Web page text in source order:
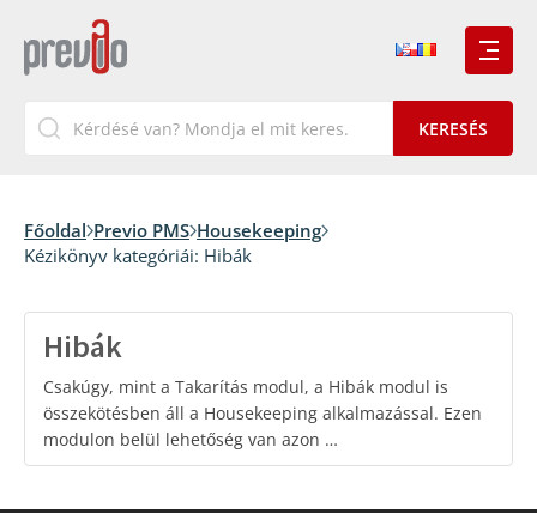
Főoldal Previo PMS Housekeeping
Kézikönyv kategóriái: Hibák
Hibák
Csakúgy, mint a Takarítás modul, a Hibák modul is
összekötésben áll a Housekeeping alkalmazással. Ezen
modulon belül lehetőség van azon …